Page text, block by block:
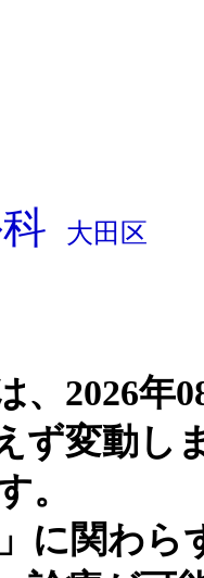
大田区
、2026年
ず変動し
。
に関わら